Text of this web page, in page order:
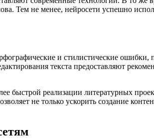
Тем не менее, нейросети успешно
и стилистические ошибки,
текста предоставляют
быстрой реализации литературных
не только ускорить создание